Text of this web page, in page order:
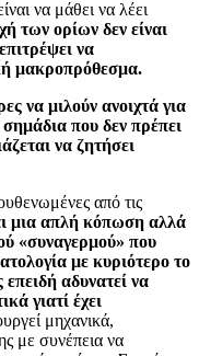
να μάθει να λέει
των ορίων δεν είναι
να
μακροπρόθεσμα.
να μιλούν ανοιχτά για
που δεν πρέπει
να ζητήσει
από τις
μια απλή κόπωση αλλά
«συναγερμού» που
με κυριότερο το
αδυνατεί να
γιατί έχει
μηχανικά,
με συνέπεια να